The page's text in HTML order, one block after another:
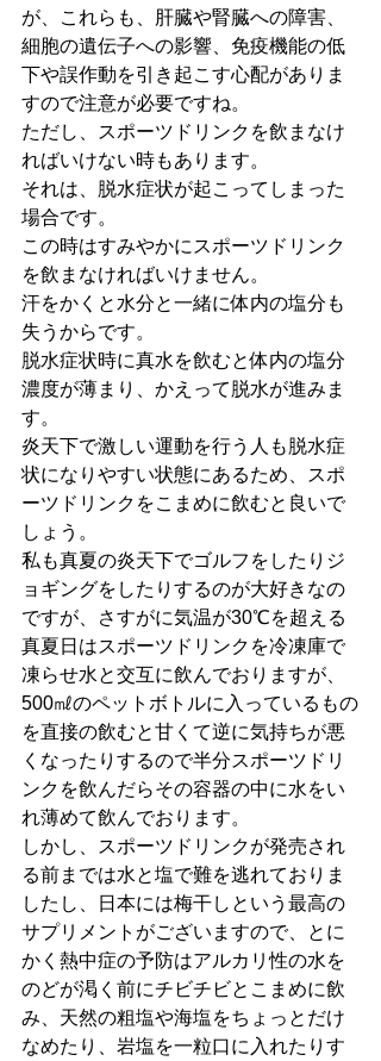
が、これらも、肝臓や腎臓への障害、
細胞の遺伝子への影響、免疫機能の低
下や誤作動を引き起こす心配がありま
すので注意が必要ですね。
ただし、スポーツドリンクを飲まなけ
ればいけない時もあります。
それは、脱水症状が起こってしまった
場合です。
この時はすみやかにスポーツドリンク
を飲まなければいけません。
汗をかくと水分と一緒に体内の塩分も
失うからです。
脱水症状時に真水を飲むと体内の塩分
濃度が薄まり、かえって脱水が進みま
す。
炎天下で激しい運動を行う人も脱水症
状になりやすい状態にあるため、スポ
ーツドリンクをこまめに飲むと良いで
しょう。
私も真夏の炎天下でゴルフをしたりジ
ョギングをしたりするのが大好きなの
ですが、さすがに気温が30℃を超える
真夏日はスポーツドリンクを冷凍庫で
凍らせ水と交互に飲んでおりますが、
500㎖のペットボトルに入っているもの
を直接の飲むと甘くて逆に気持ちが悪
くなったりするので半分スポーツドリ
ンクを飲んだらその容器の中に水をい
れ薄めて飲んでおります。
しかし、スポーツドリンクが発売され
る前までは水と塩で難を逃れておりま
したし、日本には梅干しという最高の
サプリメントがございますので、とに
かく熱中症の予防はアルカリ性の水を
のどが渇く前にチビチビとこまめに飲
み、天然の粗塩や海塩をちょっとだけ
なめたり、岩塩を一粒口に入れたりす